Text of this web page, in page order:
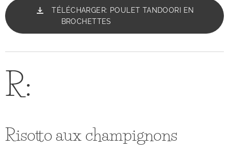
TÉLÉCHARGER: POULET TANDOORI EN
BROCHETTES
R:
Risotto aux champignons